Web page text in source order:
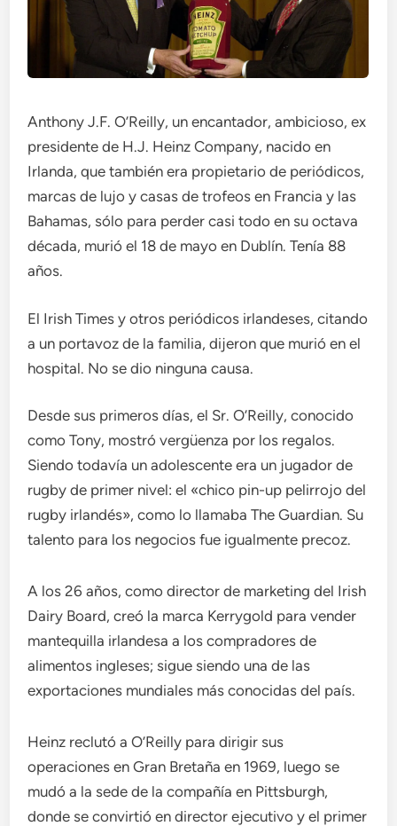
Anthony J.F. O’Reilly, un encantador, ambicioso, ex
presidente de H.J. Heinz Company, nacido en
Irlanda, que también era propietario de periódicos,
marcas de lujo y casas de trofeos en Francia y las
Bahamas, sólo para perder casi todo en su octava
década, murió el 18 de mayo en Dublín. Tenía 88
años.
El Irish Times y otros periódicos irlandeses, citando
a un portavoz de la familia, dijeron que murió en el
hospital. No se dio ninguna causa.
Desde sus primeros días, el Sr. O’Reilly, conocido
como Tony, mostró vergüenza por los regalos.
Siendo todavía un adolescente era un jugador de
rugby de primer nivel: el «chico pin-up pelirrojo del
rugby irlandés», como lo llamaba The Guardian. Su
talento para los negocios fue igualmente precoz.
A los 26 años, como director de marketing del Irish
Dairy Board, creó la marca Kerrygold para vender
mantequilla irlandesa a los compradores de
alimentos ingleses; sigue siendo una de las
exportaciones mundiales más conocidas del país.
Heinz reclutó a O’Reilly para dirigir sus
operaciones en Gran Bretaña en 1969, luego se
mudó a la sede de la compañía en Pittsburgh,
donde se convirtió en director ejecutivo y el primer